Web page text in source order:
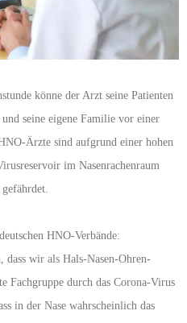
könne der Arzt seine Patienten
seine eigene Familie vor einer
Ärzte sind aufgrund einer hohen
im Nasenrachenraum
HNO-Verbände:
dass wir als Hals-Nasen-Ohren-
Fachgruppe durch das Corona-Virus
in der Nase wahrscheinlich das